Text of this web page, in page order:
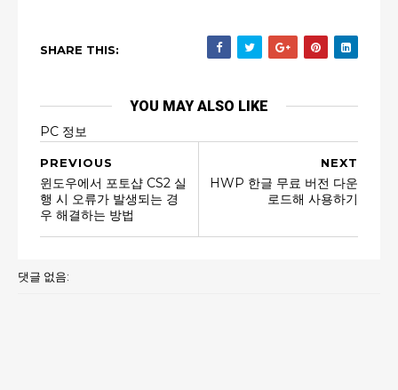
SHARE THIS:
YOU MAY ALSO LIKE
PC 정보
NEXT
HWP 한글 무료 버전 다운
로드해 사용하기
PREVIOUS
윈도우에서 포토샵 CS2 실
행 시 오류가 발생되는 경
우 해결하는 방법
댓글 없음: